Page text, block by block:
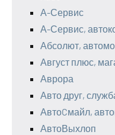
А-Сервис
А-Сервис,
Абсолют,
Август плюс,
Аврора
Авто друг,
АвтоCмайл,
АвтоВыхлоп